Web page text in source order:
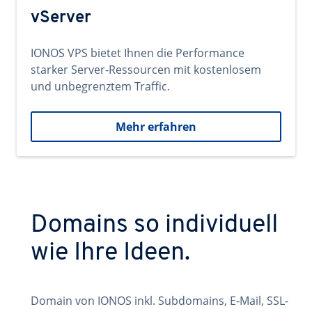
vServer
IONOS VPS bietet Ihnen die Performance
starker Server-Ressourcen mit kostenlosem
und unbegrenztem Traffic.
Mehr erfahren
Domains so individuell
wie Ihre Ideen.
Domain von IONOS inkl. Subdomains, E-Mail, SSL-